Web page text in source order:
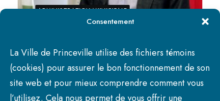
Consentement
La Ville de Princeville utilise des fichiers témoins
(cookies) pour assurer le bon fonctionnement de son
site web et pour mieux comprendre comment vous
l’utilisez. Cela nous permet de vous offrir une
ADMINISTRATION MUNICIPALE
15 mars 2022
Dominic Doucet nommé directeur général de la
Ville de Princeville